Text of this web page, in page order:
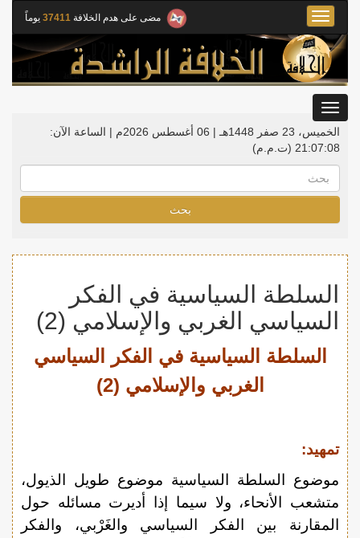
مضى على هدم الخلافة 37411 يوماً
Toggle
navigation
الخميس، 23 صفر 1448هـ | 06 أغسطس 2026م |
الساعة الآن:
21:07:09 (ت.م.م)
بحث
السلطة السياسية في الفكر
السياسي الغربي والإسلامي (2)
السلطة السياسية في الفكر السياسي
الغربي والإسلامي (2)
تمهيد:
موضوع السلطة السياسية موضوع طويل الذيول،
متشعب الأنحاء، ولا سيما إذا أديرت مسائله حول
المقارنة بين الفكر السياسي والغَرْبي، والفكر